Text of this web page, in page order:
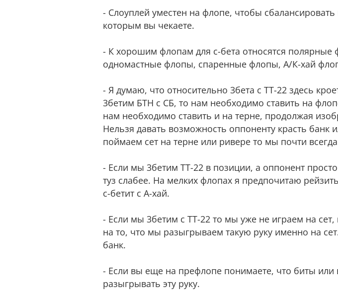
- Слоуплей уместен на флопе, чтобы
которым вы чекаете.
- К хорошим флопам для с-бета относятся
одномастные флопы, спаренные флопы, А/К-хай
- Я думаю, что относительно 3бета с ТТ-22 здесь
3бетим БТН с СБ, то нам необходимо ставить на
нам необходимо ставить и на терне, продолжая
Нельзя давать возможность оппоненту красть банк
поймаем сет на терне или ривере то мы почти
- Если мы 3бетим ТТ-22 в позиции, а оппонент
туз слабее. На мелких флопах я предпочитаю
с-бетит с А-хай.
- Если мы 3бетим с ТТ-22 то мы уже не играем на
на то, что мы разыгрываем такую руку именно на
банк.
- Если вы еще на префлопе понимаете, что биты или
разыгрывать эту руку.